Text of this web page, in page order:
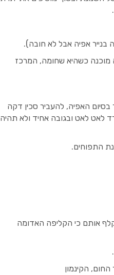
אפיה אבל לא חובה).
מעלות במשך כ- 35-45 דקות. העוגה מוכנה כשהיא שחומה, המרכז
בסיום האפיה, להעביר סכין דקה
לאט לאט ובגובה אחיד ולא תהיה
התפוחים.
אותם כי הקליפה האדומה
הקינמון